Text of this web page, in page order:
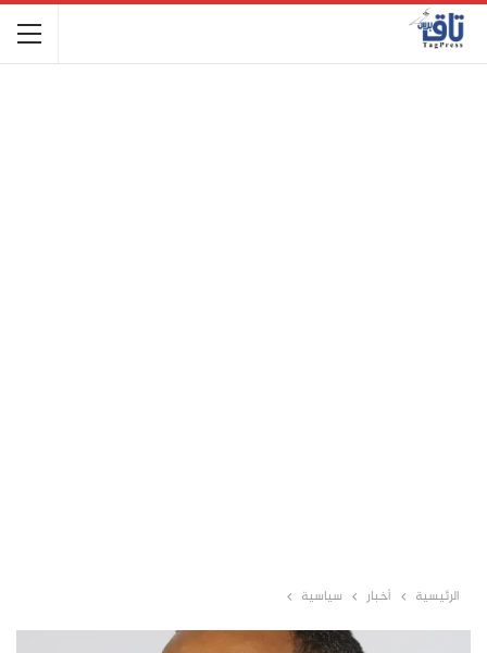
الرئيسية أخبار سياسية